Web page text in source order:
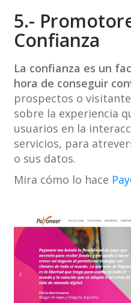
5.-
Confianza
La confianza es un
hora de conseguir
prospectos o
sobre la experiencia
usuarios en la
servicios, para
o sus datos.
Mira cómo lo hace